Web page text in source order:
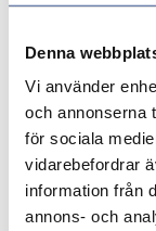
Denna
Vi använder
och annonserna
för sociala
vidarebefordrar
information från
annons- och
Mundbind
CE-mærket